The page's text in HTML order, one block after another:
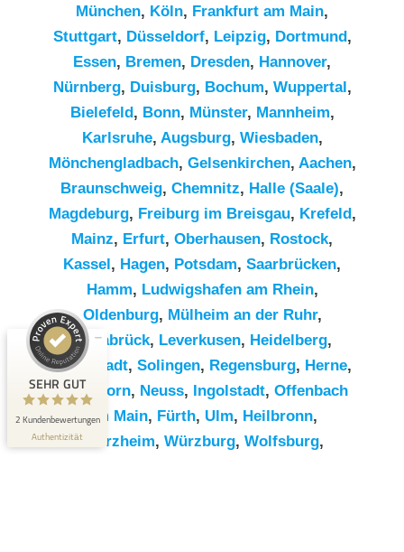
München, Köln, Frankfurt am Main,
Stuttgart, Düsseldorf, Leipzig, Dortmund,
Essen, Bremen, Dresden, Hannover,
Nürnberg, Duisburg, Bochum, Wuppertal,
Bielefeld, Bonn, Münster, Mannheim,
Karlsruhe, Augsburg, Wiesbaden,
Mönchengladbach, Gelsenkirchen, Aachen,
Braunschweig, Chemnitz⁠, Halle (Saale),
Magdeburg, Freiburg im Breisgau, Krefeld,
Mainz, Erfurt, Oberhausen, Rostock,
Kassel, Hagen, Potsdam, Saarbrücken,
Hamm, Ludwigshafen am Rhein,
Oldenburg, Mülheim an der Ruhr,
Osnabrück, Leverkusen, Heidelberg,
Darmstadt, Solingen, Regensburg, Herne,
Paderborn, Neuss, Ingolstadt, Offenbach
am Main, Fürth, Ulm, Heilbronn,
Pforzheim, Würzburg, Wolfsburg,
SEHR GUT
2 Kundenbewertungen
Authentizität
Kundenbewertungen und Erfahrungen zu
RümpelButler
SEHR GUT
5,00 / 5,00
2
anderen Quelle
Blick aufs ProvenExpert-Profil werfen